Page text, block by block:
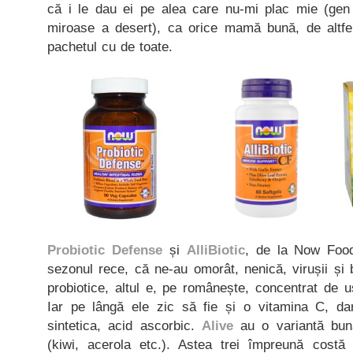
că i le dau ei pe alea care nu-mi plac mie
miroase a desert), ca orice mamă bună, de
pachetul cu de toate.
Probiotic Defenseși AlliBiotic, de la Now
sezonul rece, că ne-au omorât, nenică, virușii și
probiotice, altul e, pe românește, concentrat de
Iar pe lângă ele zic să fie și o vitamina C,
sintetica, acid ascorbic. Aliveau o variantă
(kiwi, acerola etc.). Astea trei împreună